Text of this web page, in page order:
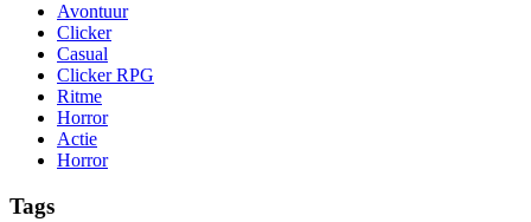
Avontuur
Clicker
Casual
Clicker RPG
Ritme
Horror
Actie
Horror
Tags